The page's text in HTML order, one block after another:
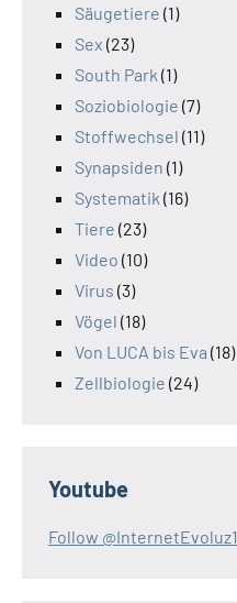
Säugetiere (1)
Sex (23)
South Park (1)
Soziobiologie (7)
Stoffwechsel (11)
Synapsiden (1)
Systematik (16)
Tiere (23)
Video (10)
Virus (3)
Vögel (18)
Von LUCA bis Eva (18)
Zellbiologie (24)
Youtube
Follow @InternetEvoluz1